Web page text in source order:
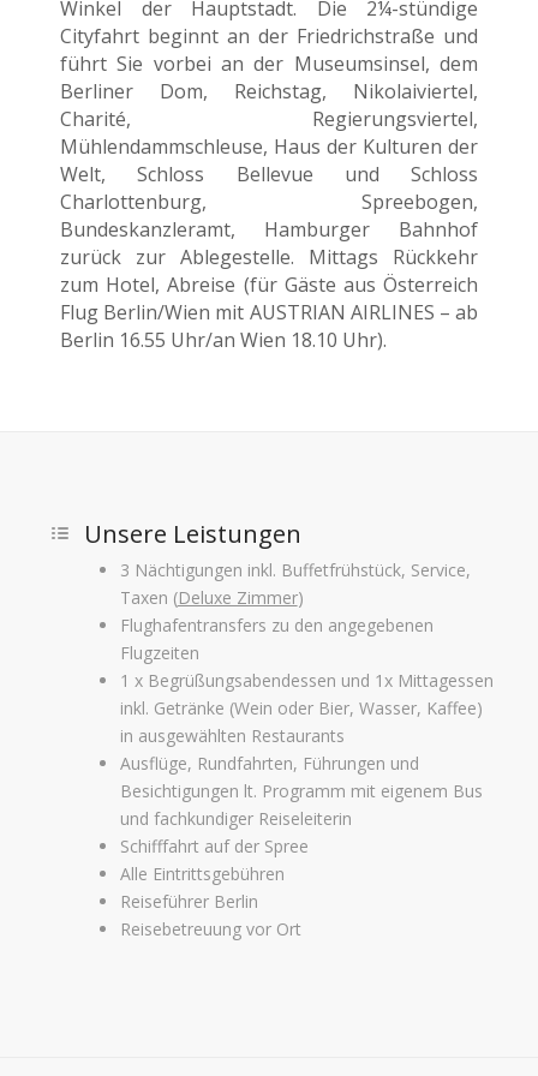
Winkel der Hauptstadt. Die 2¼-stündige
Cityfahrt beginnt an der Friedrichstraße und
führt Sie vorbei an der Museumsinsel, dem
Berliner Dom, Reichstag, Nikolaiviertel,
Charité, Regierungsviertel,
Mühlendammschleuse, Haus der Kulturen der
Welt, Schloss Bellevue und Schloss
Charlottenburg, Spreebogen,
Bundeskanzleramt, Hamburger Bahnhof
zurück zur Ablegestelle. Mittags Rückkehr
zum Hotel, Abreise (für Gäste aus Österreich
Flug Berlin/Wien mit AUSTRIAN AIRLINES – ab
Berlin 16.55 Uhr/an Wien 18.10 Uhr).
Unsere Leistungen
3 Nächtigungen inkl. Buffetfrühstück, Service,
Taxen (Deluxe Zimmer)
Flughafentransfers zu den angegebenen
Flugzeiten
1 x Begrüßungsabendessen und 1x Mittagessen
inkl. Getränke (Wein oder Bier, Wasser, Kaffee)
in ausgewählten Restaurants
Ausflüge, Rundfahrten, Führungen und
Besichtigungen lt. Programm mit eigenem Bus
und fachkundiger Reiseleiterin
Schifffahrt auf der Spree
Alle Eintrittsgebühren
Reiseführer Berlin
Reisebetreuung vor Ort